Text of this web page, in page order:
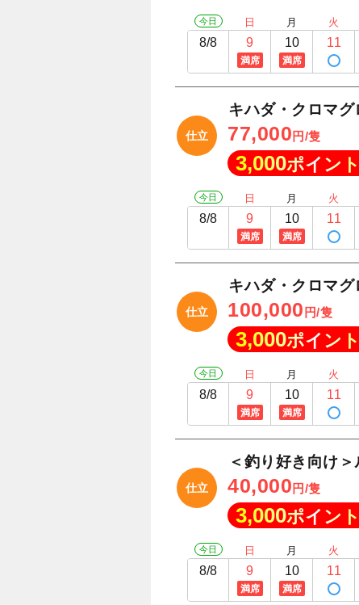
今日
8/8
日
9
満席
月
10
満席
火
11
仕立
キハダ・クロマ
77,000 円/隻
3,000ポイン
今日
8/8
日
9
満席
月
10
満席
火
11
仕立
キハダ・クロマ
100,000 円/隻
3,000ポイン
今日
8/8
日
9
満席
月
10
満席
火
11
仕立
＜釣り好き向け
40,000 円/隻
3,000ポイン
今日
8/8
日
9
満席
月
10
満席
火
11